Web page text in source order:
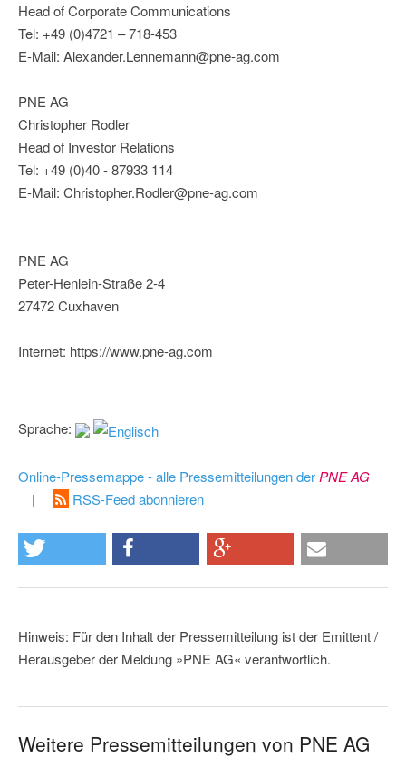
Head of Corporate Communications
Tel: +49 (0)4721 – 718-453
E-Mail: Alexander.Lennemann@pne-ag.com
PNE AG
Christopher Rodler
Head of Investor Relations
Tel: +49 (0)40 - 87933 114
E-Mail: Christopher.Rodler@pne-ag.com
PNE AG
Peter-Henlein-Straße 2-4
27472 Cuxhaven
Internet: https://www.pne-ag.com
Sprache:
Online-Pressemappe - alle Pressemitteilungen der PNE AG
|
RSS-Feed abonnieren
Hinweis: Für den Inhalt der Pressemitteilung ist der Emittent /
Herausgeber der Meldung »PNE AG« verantwortlich.
Weitere Pressemitteilungen von PNE AG